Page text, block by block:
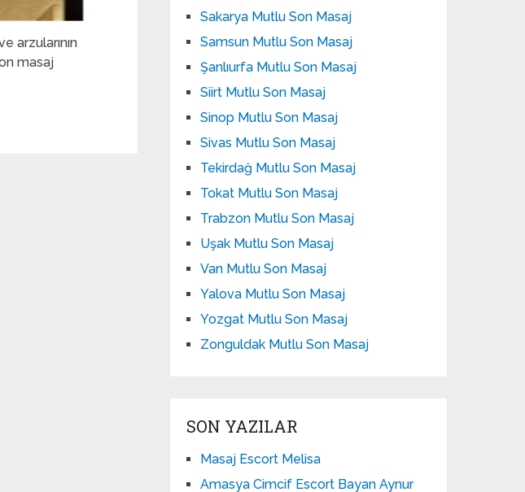
arzularının
masaj
Sakarya Mutlu Son Masaj
Samsun Mutlu Son Masaj
Şanlıurfa Mutlu Son Masaj
Siirt Mutlu Son Masaj
Sinop Mutlu Son Masaj
Sivas Mutlu Son Masaj
Tekirdağ Mutlu Son Masaj
Tokat Mutlu Son Masaj
Trabzon Mutlu Son Masaj
Uşak Mutlu Son Masaj
Van Mutlu Son Masaj
Yalova Mutlu Son Masaj
Yozgat Mutlu Son Masaj
Zonguldak Mutlu Son Masaj
SON YAZILAR
Masaj Escort Melisa
Amasya Cimcif Escort Bayan Aynur